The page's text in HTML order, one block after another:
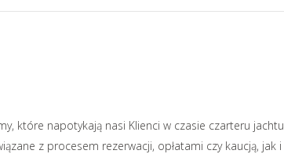
które napotykają nasi Klienci w czasie czarteru jachtu.
z procesem rezerwacji, opłatami czy kaucją, jak i